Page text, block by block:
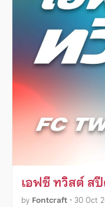
เอฟซี ทวิสต์ ส
by Fontcraft • 30 Oct